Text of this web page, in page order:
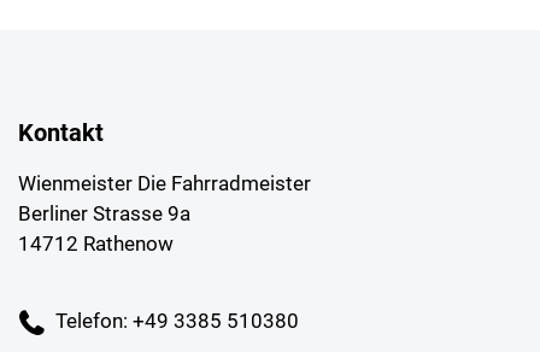
Kontakt
Wienmeister Die Fahrradmeister
Berliner Strasse 9a
14712 Rathenow
Telefon: +49 3385 510380